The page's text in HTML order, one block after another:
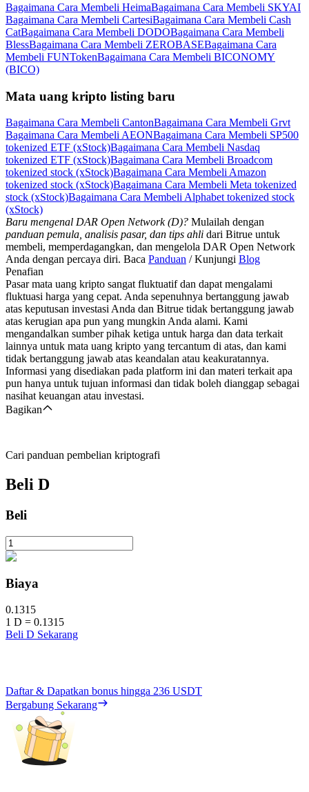
Bagaimana Cara Membeli HeimaBagaimana Cara Membeli SKYAI
Bagaimana Cara Membeli CartesiBagaimana Cara Membeli Cash
CatBagaimana Cara Membeli DODOBagaimana Cara Membeli
BlessBagaimana Cara Membeli ZEROBASEBagaimana Cara
Membeli FUNTokenBagaimana Cara Membeli BICONOMY
(BICO)
Mata uang kripto listing baru
Bagaimana Cara Membeli CantonBagaimana Cara Membeli Grvt
Bagaimana Cara Membeli AEONBagaimana Cara Membeli SP500
tokenized ETF (xStock)Bagaimana Cara Membeli Nasdaq
tokenized ETF (xStock)Bagaimana Cara Membeli Broadcom
tokenized stock (xStock)Bagaimana Cara Membeli Amazon
tokenized stock (xStock)Bagaimana Cara Membeli Meta tokenized
stock (xStock)Bagaimana Cara Membeli Alphabet tokenized stock
(xStock)
Baru mengenal DAR Open Network (D)? Mulailah dengan
panduan pemula, analisis pasar, dan tips ahli dari Bitrue untuk
membeli, memperdagangkan, dan mengelola DAR Open Network
Anda dengan percaya diri. Baca Panduan / Kunjungi Blog
Penafian
Pasar mata uang kripto sangat fluktuatif dan dapat mengalami
fluktuasi harga yang cepat. Anda sepenuhnya bertanggung jawab
atas keputusan investasi Anda dan Bitrue tidak bertanggung jawab
atas kerugian apa pun yang mungkin Anda alami. Kami
mengandalkan sumber pihak ketiga untuk harga dan data terkait
lainnya untuk mata uang kripto yang tercantum di atas, dan kami
tidak bertanggung jawab atas keandalan atau keakuratannya.
Informasi yang disediakan pada platform ini dan materi terkait apa
pun hanya untuk tujuan informasi dan tidak boleh dianggap sebagai
nasihat keuangan atau investasi.
Bagikan
Cari panduan pembelian kriptografi
Beli D
Beli
Biaya
0.1315
1 D = 0.1315
Beli D Sekarang
Daftar & Dapatkan bonus hingga 236 USDT
Bergabung Sekarang